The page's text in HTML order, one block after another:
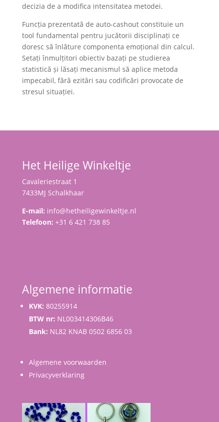
decizia de a modifica intensitatea metodei.
Funcția prezentată de auto-cashout constituie un
tool fundamental pentru jucătorii disciplinați ce
doresc să înlăture componenta emoțional din calcul.
Setați înmulțitori obiectiv bazați pe studierea
statistică și lăsați mecanismul să aplice metoda
impecabil, fără ezitări sau codificări provocate de
stresul situației.
Het Heilige Winkeltje
Cavaleriestraat 1
7433MJ Schalkhaar
E-mail: info@hetheiligewinkeltje.nl
Telefoon: +31 6 421 738 85
Algemene informatie
KVK: 80255914
BTW nr: NL003414306B46
Bank: NL82 KNAB 0502 6856 03
Algemene voorwaarden
Privacyverklaring